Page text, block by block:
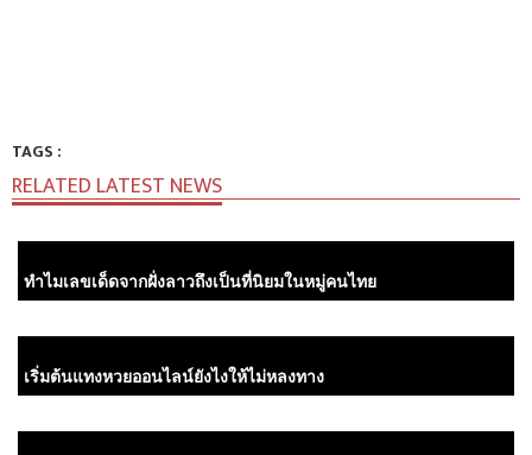
TAGS :
RELATED LATEST NEWS
ทำไมเลขเด็ดจากฝั่งลาวถึงเป็นที่นิยมในหมู่คนไทย
เริ่มต้นแทงหวยออนไลน์ยังไงให้ไม่หลงทาง